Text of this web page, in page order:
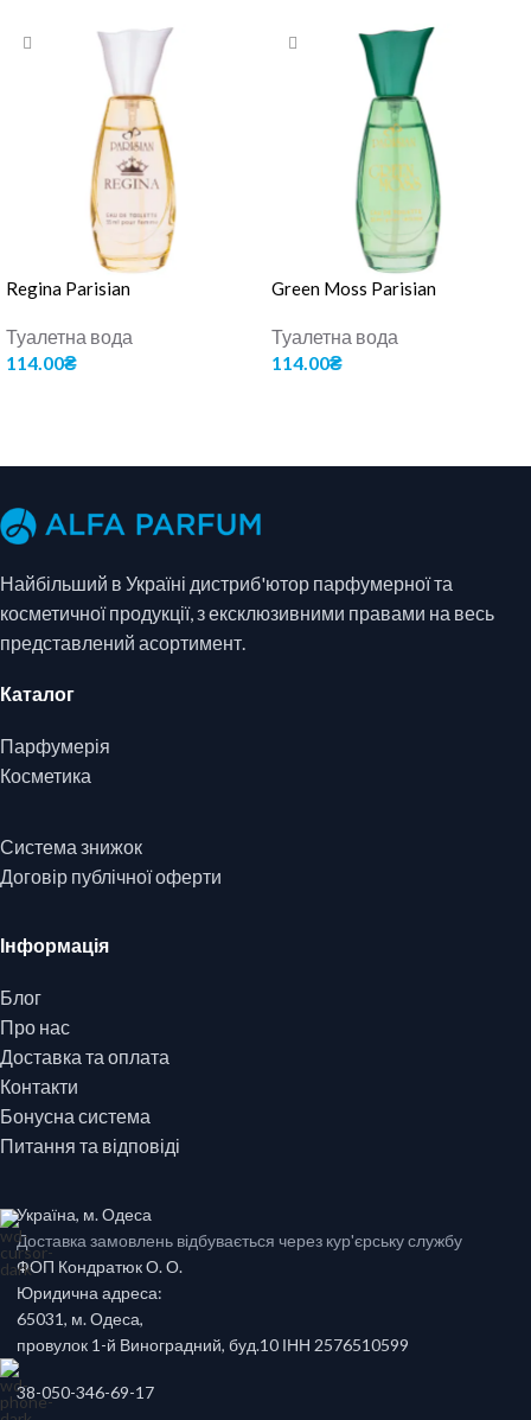
Regina Parisian
Туалетна вода
114.00₴
Green Moss Parisian
Туалетна вода
114.00₴
Найбільший в Україні дистриб'ютор парфумерної та
косметичної продукції, з ексклюзивними правами на весь
представлений асортимент.
Каталог
Парфумерія
Косметика
Система знижок
Договір публічної оферти
Інформація
Блог
Про нас
Доставка та оплата
Контакти
Бонусна система
Питання та відповіді
Україна, м. Одеса
Доставка замовлень відбувається через кур'єрську службу
ФОП Кондратюк О. О.
Юридична адреса:
65031, м. Одеса,
провулок 1-й Виноградний, буд.10 ІНН 2576510599
38-050-346-69-17